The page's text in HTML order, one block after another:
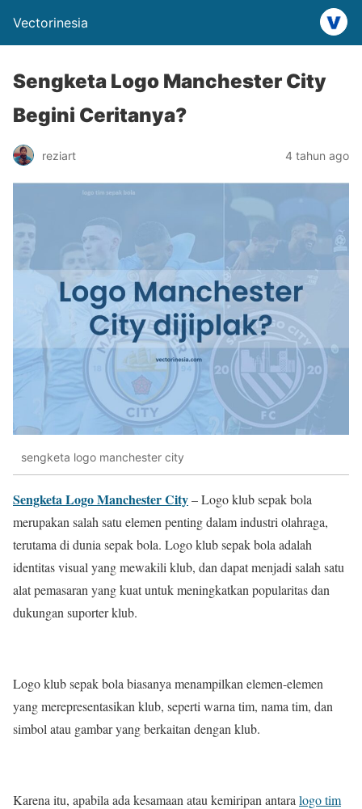
Vectorinesia
Sengketa Logo Manchester City
Begini Ceritanya?
reziart 4 tahun ago
sengketa logo manchester city
Sengketa Logo Manchester City– Logo klub sepak bola
merupakan salah satu elemen penting dalam industri olahraga,
terutama di dunia sepak bola. Logo klub sepak bola adalah
identitas visual yang mewakili klub, dan dapat menjadi salah satu
alat pemasaran yang kuat untuk meningkatkan popularitas dan
dukungan suporter klub.
Logo klub sepak bola biasanya menampilkan elemen-elemen
yang merepresentasikan klub, seperti warna tim, nama tim, dan
simbol atau gambar yang berkaitan dengan klub.
Karena itu, apabila ada kesamaan atau kemiripan antara logo tim